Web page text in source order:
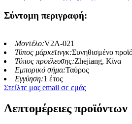
Σύντομη περιγραφή:
Μοντέλο:V2A-021
Τύπος μάρκετινγκ:Συνηθισμένο
Τόπος προέλευσης:Zhejiang, Κίνα
Εμπορικό σήμα:Ταύρος
Εγγύηση:1 έτος
Στείλτε μας email σε εμάς
Λεπτομέρειες προϊόντων